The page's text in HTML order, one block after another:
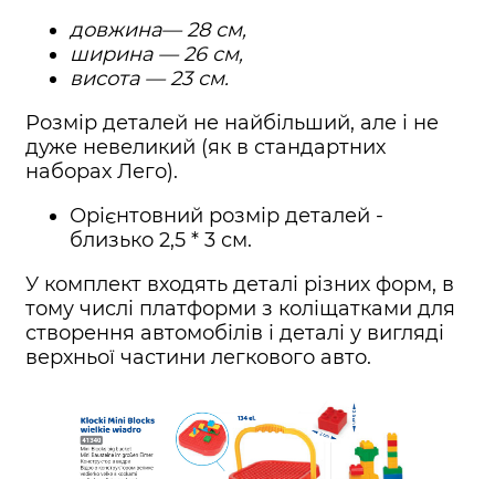
довжина— 28 см,
ширина — 26 см,
висота — 23 см.
Розмір деталей не найбільший, але і не
дуже невеликий (як в стандартних
наборах Лего).
Орієнтовний розмір деталей -
близько 2,5 * 3 см.
У комплект входять деталі різних форм, в
тому числі платформи з коліщатками для
створення автомобілів і деталі у вигляді
верхньої частини легкового авто.